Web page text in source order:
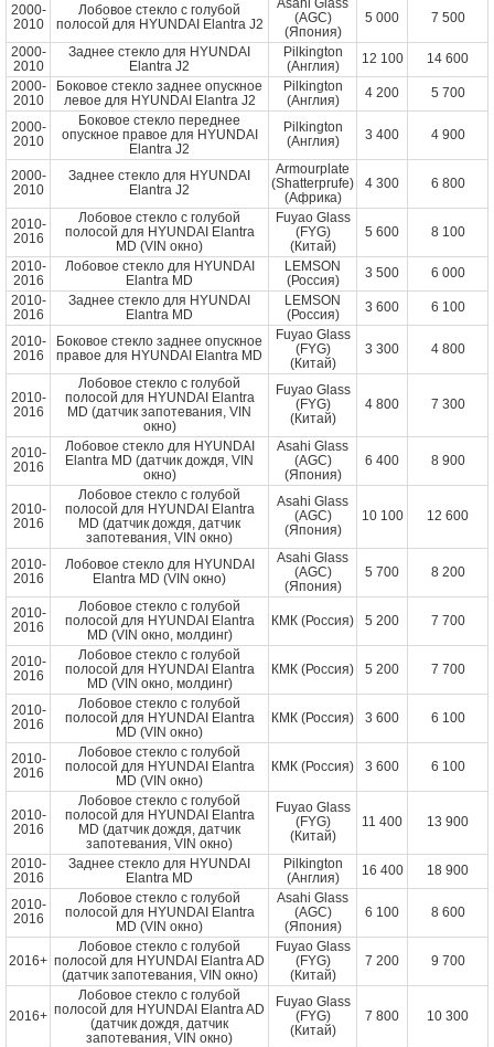
2000-
2010
Лобовое стекло с голубой
полосой для HYUNDAI Elantra J2
Asahi Glass
(AGC)
(Япония)
5 000 7 500
2000-
2010
Заднее стекло для HYUNDAI
Elantra J2
Pilkington
(Англия)
12 100
14 600
2000-
2010
Боковое стекло заднее опускное
левое для HYUNDAI Elantra J2
Pilkington
(Англия)
4 200 5 700
2000-
2010
Боковое стекло переднее
опускное правое для HYUNDAI
Elantra J2
Pilkington
(Англия)
3 400 4 900
2000-
2010
Заднее стекло для HYUNDAI
Elantra J2
Armourplate
(Shatterprufe)
(Африка)
4 300 6 800
2010-
2016
Лобовое стекло с голубой
полосой для HYUNDAI Elantra
MD (VIN окно)
Fuyao Glass
(FYG)
(Китай)
5 600 8 100
2010-
2016
Лобовое стекло для HYUNDAI
Elantra MD
LEMSON
(Россия)
3 500
6 000
2010-
2016
Заднее стекло для HYUNDAI
Elantra MD
LEMSON
(Россия)
3 600 6 100
2010-
2016
Боковое стекло заднее опускное
правое для HYUNDAI Elantra MD
Fuyao Glass
(FYG)
(Китай)
3 300 4 800
2010-
2016
Лобовое стекло с голубой
полосой для HYUNDAI Elantra
MD (датчик запотевания, VIN
окно)
Fuyao Glass
(FYG)
(Китай)
4 800 7 300
2010-
2016
Лобовое стекло для HYUNDAI
Elantra MD (датчик дождя, VIN
окно)
Asahi Glass
(AGC)
(Япония)
6 400 8 900
2010-
2016
Лобовое стекло с голубой
полосой для HYUNDAI Elantra
MD (датчик дождя, датчик
запотевания, VIN окно)
Asahi Glass
(AGC)
(Япония)
10 100 12 600
2010-
2016
Лобовое стекло для HYUNDAI
Elantra MD (VIN окно)
Asahi Glass
(AGC)
(Япония)
5 700 8 200
2010-
2016
Лобовое стекло с голубой
полосой для HYUNDAI Elantra
MD (VIN окно, молдинг)
КМК (Россия) 5 200 7 700
2010-
2016
Лобовое стекло с голубой
полосой для HYUNDAI Elantra
MD (VIN окно, молдинг)
КМК (Россия) 5 200 7 700
2010-
2016
Лобовое стекло с голубой
полосой для HYUNDAI Elantra
MD (VIN окно)
КМК (Россия) 3 600 6 100
2010-
2016
Лобовое стекло с голубой
полосой для HYUNDAI Elantra
MD (VIN окно)
КМК (Россия) 3 600 6 100
2010-
2016
Лобовое стекло с голубой
полосой для HYUNDAI Elantra
MD (датчик дождя, датчик
запотевания, VIN окно)
Fuyao Glass
(FYG)
(Китай)
11 400 13 900
2010-
2016
Заднее стекло для HYUNDAI
Elantra MD
Pilkington
(Англия)
16 400 18 900
2010-
2016
Лобовое стекло с голубой
полосой для HYUNDAI Elantra
MD (VIN окно)
Asahi Glass
(AGC)
(Япония)
6 100 8 600
2016+
Лобовое стекло с голубой
полосой для HYUNDAI Elantra AD
(датчик запотевания, VIN окно)
Fuyao Glass
(FYG)
(Китай)
7 200 9 700
2016+
Лобовое стекло с голубой
полосой для HYUNDAI Elantra AD
(датчик дождя, датчик
запотевания, VIN окно)
Fuyao Glass
(FYG)
(Китай)
7 800 10 300